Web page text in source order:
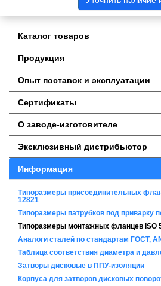
Каталог товаров
Продукция
Опыт поставок и эксплуатации
Сертификаты
О заводе-изготовителе
Эксклюзивный дистрибьютор
Информация
Типоразмеры присоединительных
12821
Типоразмеры патрубков под приварку
Типоразмеры монтажных фланцев ISO
Аналоги сталей по стандартам ГОСТ,
Таблица соответствия диаметра и
Затворы дисковые в ППУ-изоляции
Корпуса для затворов дисковых